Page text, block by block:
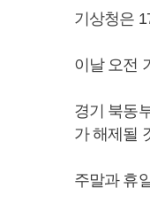
기상청은
이날 오전
경기 북동
가 해제될
주말과 휴